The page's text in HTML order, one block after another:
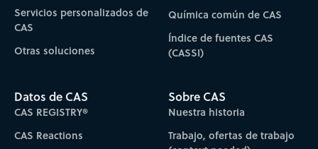
Servicios personalizados de
CAS
Otras soluciones
Química común de CAS
Índice de fuentes CAS
(CASSI)
Datos de CAS
CAS REGISTRY®
CAS Reactions
Sobre CAS
Nuestra historia
Trabajo, ofertas de trabajo